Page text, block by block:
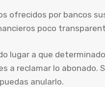
ofrecidos por bancos
poco
lugar a que
a reclamar lo abonado.
anularlo.